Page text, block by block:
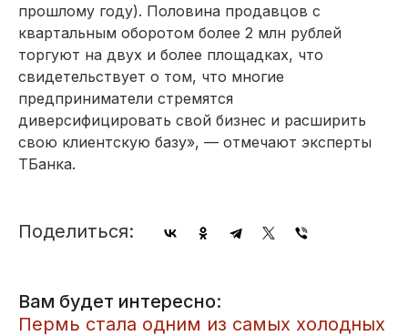
прошлому году). Половина продавцов с
квартальным оборотом более 2 млн рублей
торгуют на двух и более площадках, что
свидетельствует о том, что многие
предприниматели стремятся
диверсифицировать свой бизнес и расширить
свою клиентскую базу», — отмечают эксперты
ТБанка.
Поделиться:
Вам будет интересно:
Пермь стала одним из самых холодных